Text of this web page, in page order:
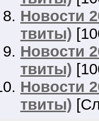
Новости
твиты)
Новости
твиты)
Новости
твиты)